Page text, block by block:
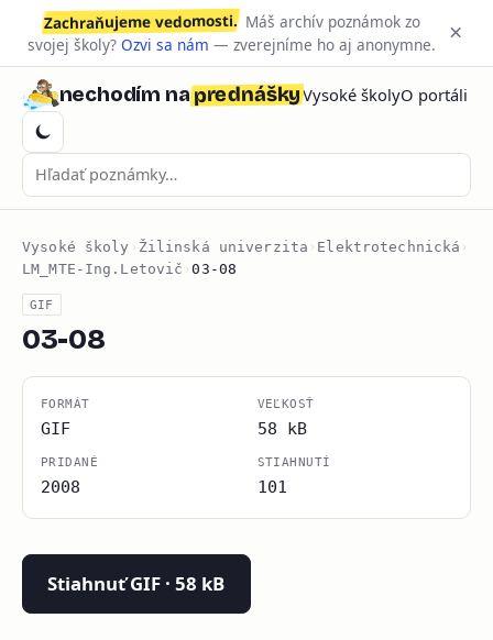
Zachraňujeme vedomosti. Máš archív poznámok zo
svojej školy? Ozvi sa nám — zverejníme ho aj anonymne. ×
nechodím naprednáškyVysoké školyO portáli
Vysoké školy › Žilinská univerzita › Elektrotechnická ›
LM_MTE-Ing.Letovič ›03-08
GIF
03-08
FORMÁT
GIF
VEĽKOSŤ
58 kB
PRIDANÉ
2008
STIAHNUTÍ
101
Stiahnuť GIF · 58 kB